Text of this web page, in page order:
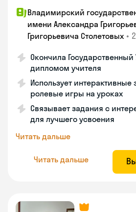
Владимирский
имени Александра
Григорьевича Столетовых •
Окончила Государственный
дипломом учителя
Использует интерактивные
ролевые игры на уроках
Связывает задания с
для лучшего усвоения
Читать дальше
Читать дальше